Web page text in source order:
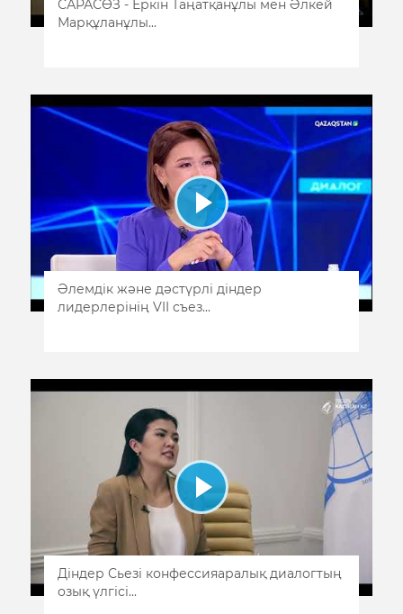
САРАСӨЗ - Еркін Таңатқанұлы мен Әлкей
Марқұланұлы...
Әлемдік және дәстүрлі діндер
лидерлерінің VII съез...
Діндер Сьезі конфессияаралық диалогтың
озық үлгісі...